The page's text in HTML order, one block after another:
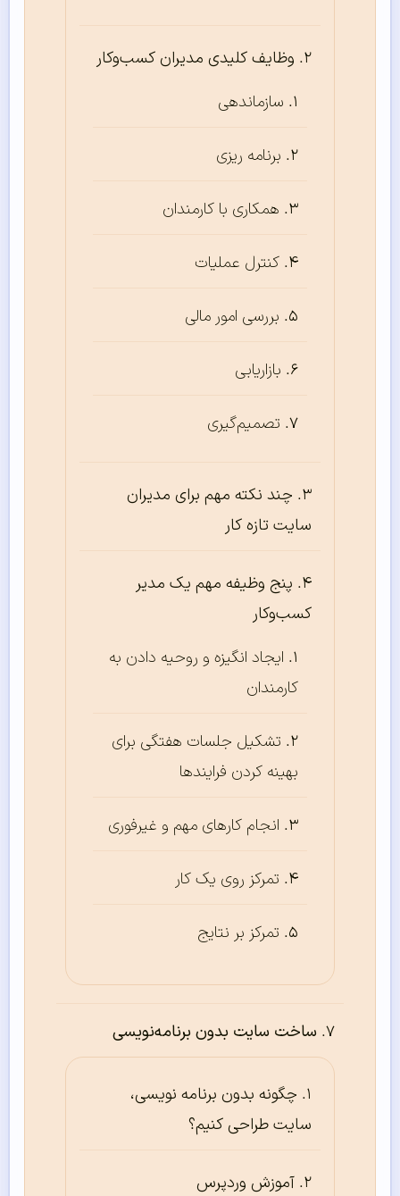
وظایف کلیدی مدیران کسب‌وکار
سازماندهی
برنامه ریزی
همکاری با کارمندان
کنترل عملیات
بررسی امور مالی
بازاریابی
تصمیم‌گیری
چند نکته مهم برای مدیران
سایت تازه کار
پنج وظیفه مهم یک مدیر
کسب‌وکار
ایجاد انگیزه و روحیه دادن به
کارمندان
تشکیل جلسات هفتگی برای
بهینه کردن فرایندها
انجام کارهای مهم و غیرفوری
تمرکز روی یک کار
تمرکز بر نتایج
ساخت سایت بدون برنامه‌نویسی
چگونه بدون برنامه نویسی،
سایت طراحی کنیم؟
آموزش وردپرس